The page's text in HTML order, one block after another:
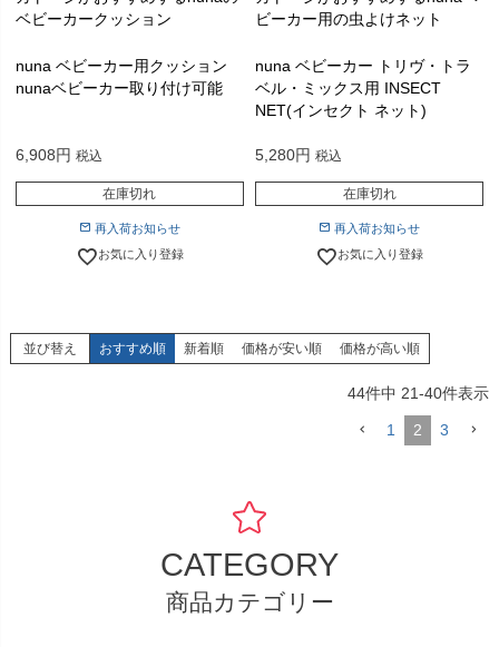
ベビーカークッション
nuna ベビーカー用クッション
nunaベビーカー取り付け可能
6,908 税込
在庫切れ
再入荷お知らせ
お気に入り登録
ビーカー用の虫よけネット
nuna ベビーカー トリヴ・トラ
ベル・ミックス用 INSECT
NET(インセクト ネット)
5,280 税込
在庫切れ
再入荷お知らせ
お気に入り登録
並び替え おすすめ順 新着順 価格が安い順 価格が高い順
44件中 21-40件表示
1 2 3
CATEGORY
商品カテゴリー